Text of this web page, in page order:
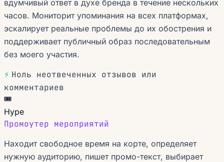
вдумчивый ответ в духе бренда в течение нескольких
часов. Мониторит упоминания на всех платформах,
эскалирует реальные проблемы до их обострения и
поддерживает публичный образ последовательным
без моего участия.
⚡ Ноль неотвеченных отзывов или
комментариев
🎟️
Hype
Промоутер мероприятий
Находит свободное время на корте, определяет
нужную аудиторию, пишет промо-текст, выбирает